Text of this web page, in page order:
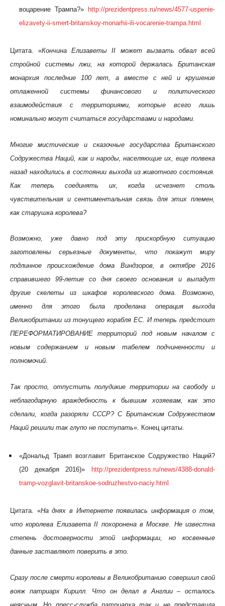
воцарение Трампа?» http://prezidentpress.ru/news/4577-uspenie-
elizavety-ii-smert-britanskoy-monarhii-ili-vocarenie-trampa.html
Цитата. «Кончина Елизаветы II может вызвать обвал всей
стройной системы лжи, на которой держалась Британская
монархия последние 100 лет, а вместе с ней и крушение
отлаженной системы финансового и политического
взаимодействия с территориями, которые всего лишь
номинально могут считаться государствами и народами.
Многие мистические и сказочные государства Британского
Содружества Наций, как и народы, населяющие их, еще полвека
назад находились в состоянии выхода из животного состояния.
Как теперь соединять их, когда исчезнет столь
чувствительная и сентиментальная связь для этих племен,
как старушка королева?
Возможно, уже давно под эту прискорбную ситуацию
заготовлены серьезные документы, что покажут миру
подлинное происхождение дома Виндзоров, в октябре 2016
справившего 99-летие со дня своего основания и выпадут
другие скелеты из шкафов королевского дома. Возможно,
именно для этого была проделана операция выхода
Великобритании из тонущего корабля ЕС. И теперь предстоит
ПЕРЕФОРМАТИРОВАНИЕ территорий под новым началом с
новым содержанием и новым табелем подчиненности и
полномочий.
Так просто, отпустить полудикие территории на свободу и
неблагодарную враждебность к бывшим хозяевам, как это
сделали, когда разоряли СССР? С Британским Содружеством
Наций решили так глупо не поступать». Конец цитаты.
«Дональд Трамп возглавит Британское Содружество Наций?
(20 декабря 2016)» http://prezidentpress.ru/news/4388-donald-
tramp-vozglavit-britanskoe-sodruzhestvo-naciy.html
Цитата. «На днях в Интернете появилась информация о том,
что королева Елизавета II похоронена в Москве. Не известна
степень достоверности этой информации, но косвенные
данные заставляют поверить в это.
Сразу после смерти королевы в Великобританию совершил свой
вояж патриарх Кирилл. Что он делал в Англии – осталось